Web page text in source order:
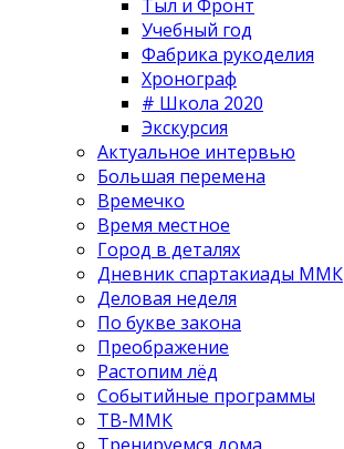
Тыл и Фронт
Учебный год
Фабрика рукоделия
Хронограф
# Школа 2020
Экскурсия
Актуальное интервью
Большая перемена
Времечко
Время местное
Город в деталях
Дневник спартакиады ММК
Деловая неделя
По букве закона
Преображение
Растопим лёд
Событийные программы
ТВ-ММК